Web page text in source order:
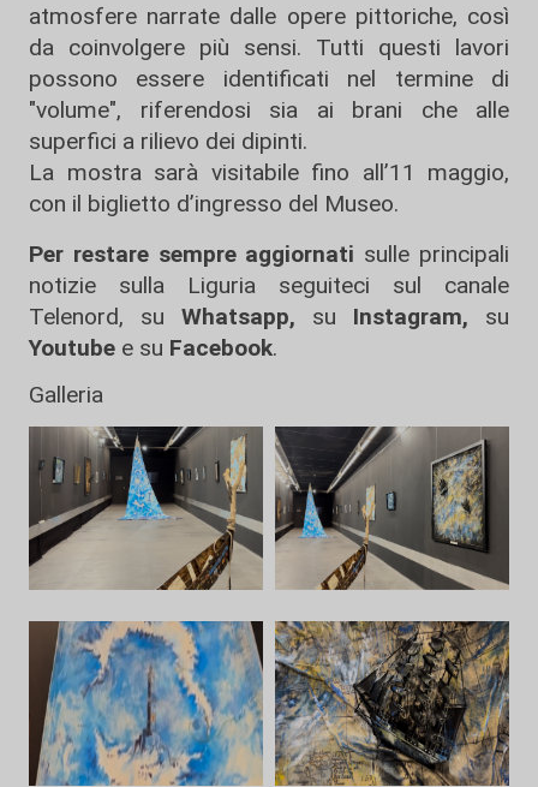
atmosfere narrate dalle opere pittoriche, così
da coinvolgere più sensi. Tutti questi lavori
possono essere identificati nel termine di
"volume", riferendosi sia ai brani che alle
superfici a rilievo dei dipinti.
La mostra sarà visitabile fino all’11 maggio,
con il biglietto d’ingresso del Museo.
Per restare sempre aggiornati sulle principali
notizie sulla Liguria seguiteci sul canale
Telenord, su
Whatsapp, su Instagram, su
Youtube e su Facebook.
Galleria